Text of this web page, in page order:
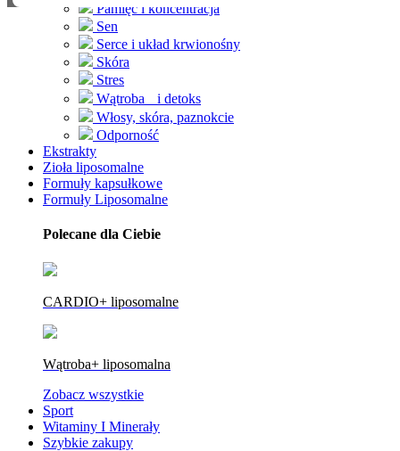
Pamięć i koncentracja
Sen
Serce i układ krwionośny
Skóra
Stres
Wątroba i detoks
Włosy, skóra, paznokcie
Odporność
Ekstrakty
Zioła liposomalne
Formuły kapsułkowe
Formuły Liposomalne
Polecane dla Ciebie
CARDIO+ liposomalne
Wątroba+ liposomalna
Zobacz wszystkie
Sport
Witaminy I Minerały
Szybkie zakupy